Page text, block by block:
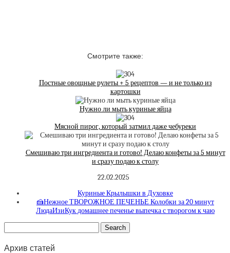
Смотрите также:
Постные овощные рулеты + 5 рецептов — и не только из
картошки
Нужно ли мыть куриные яйца
Мясной пирог, который затмил даже чебуреки
Смешиваю три ингредиента и готово! Делаю конфеты за 5 минут
и сразу подаю к столу
22.02.2025
Куриные Крылышки в Духовке
🍰Нежное ТВОРОЖНОЕ ПЕЧЕНЬЕ Колобки за 20 минут
ЛюдаИзиКук домашнее печенье выпечка с творогом к чаю
Архив статей